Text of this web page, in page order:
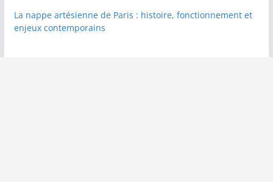
La nappe artésienne de Paris : histoire, fonctionnement et
enjeux contemporains